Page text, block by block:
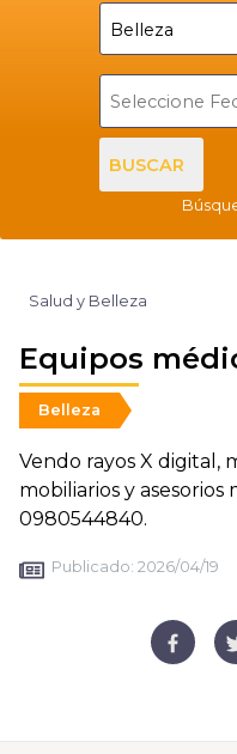
BUSCAR
Salud y Belleza
Equipos
Belleza
Vendo rayos X digital,
mobiliarios y
0980544840.
Publicado: 2026/04/19